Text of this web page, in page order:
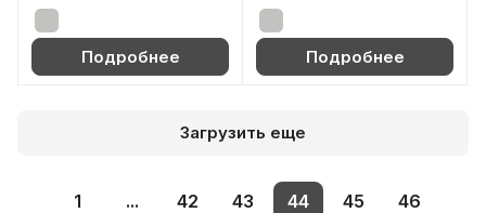
Подробнее Подробнее
Загрузить еще
1 ... 42 43 44 45 46